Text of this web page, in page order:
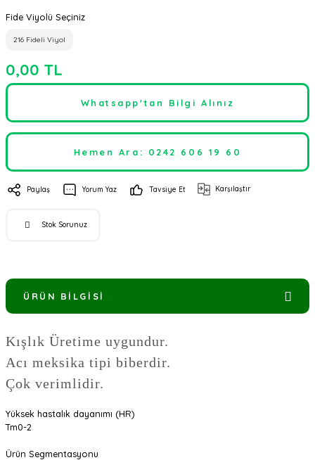
Fide Viyolü Seçiniz
216 Fideli Viyol
0,00 TL
Whatsapp'tan Bilgi Alınız
Hemen Ara: 0242 606 19 60
Paylaş Yorum Yaz Tavsiye Et Karşılaştır
Stok Sorunuz
ÜRÜN BILGISI
Kışlık Üretime uygundur.
Acı meksika tipi biberdir.
Çok verimlidir.
Yüksek hastalık dayanımı (HR)
Tm0-2
Ürün Segmentasyonu